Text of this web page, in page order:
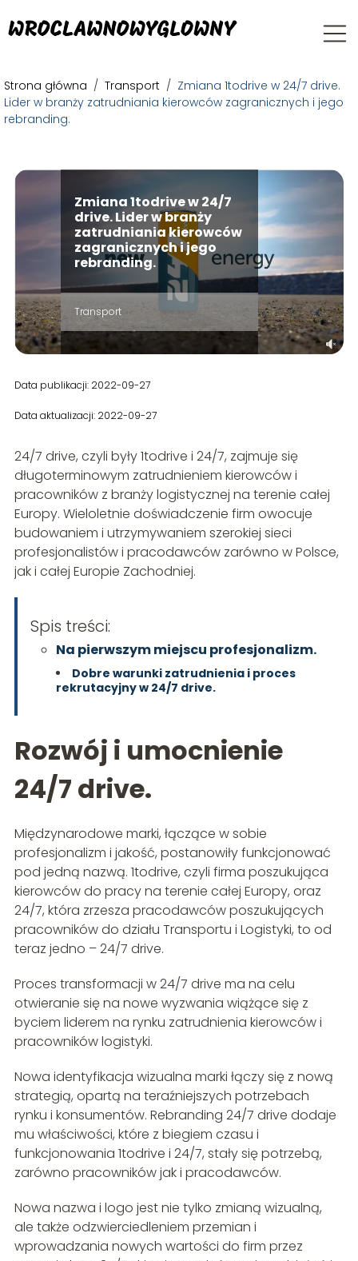
Strona główna / Transport / Zmiana 1todrive w 24/7 drive.
Lider w branży zatrudniania kierowców zagranicznych i jego
rebranding.
Zmiana 1todrive w 24/7
drive. Lider w branży
zatrudniania kierowców
zagranicznych i jego
rebranding.
Transport
Data publikacji: 2022-09-27
Data aktualizacji: 2022-09-27
24/7 drive, czyli były 1todrive i 24/7, zajmuje się
długoterminowym zatrudnieniem kierowców i
pracowników z branży logistycznej na terenie całej
Europy. Wieloletnie doświadczenie firm owocuje
budowaniem i utrzymywaniem szerokiej sieci
profesjonalistów i pracodawców zarówno w Polsce,
jak i całej Europie Zachodniej.
Spis treści:
Na pierwszym miejscu profesjonalizm.
Dobre warunki zatrudnienia i proces
rekrutacyjny w 24/7 drive.
Rozwój i umocnienie
24/7 drive.
Międzynarodowe marki, łączące w sobie
profesjonalizm i jakość, postanowiły funkcjonować
pod jedną nazwą. 1todrive, czyli firma poszukująca
kierowców do pracy na terenie całej Europy, oraz
24/7, która zrzesza pracodawców poszukujących
pracowników do działu Transportu i Logistyki, to od
teraz jedno – 24/7 drive.
Proces transformacji w 24/7 drive ma na celu
otwieranie się na nowe wyzwania wiążące się z
byciem liderem na rynku zatrudnienia kierowców i
pracowników logistyki.
Nowa identyfikacja wizualna marki łączy się z nową
strategią, opartą na teraźniejszych potrzebach
rynku i konsumentów. Rebranding 24/7 drive dodaje
mu właściwości, które z biegiem czasu i
funkcjonowania 1todrive i 24/7, stały się potrzebą,
zarówno pracowników jak i pracodawców.
Nowa nazwa i logo jest nie tylko zmianą wizualną,
ale także odzwierciedleniem przemian i
wprowadzania nowych wartości do firm przez